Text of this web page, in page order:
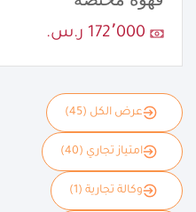
172٬000 ر.س.
عرض الكل (45)
امتياز تجاري (40)
وكالة تجارية (1)